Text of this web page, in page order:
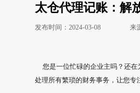
太仓代理记账：解
发布时间：2024-03-08 来
您是一位忙碌的企业主吗？还在
处理所有繁琐的财务事务，让您专